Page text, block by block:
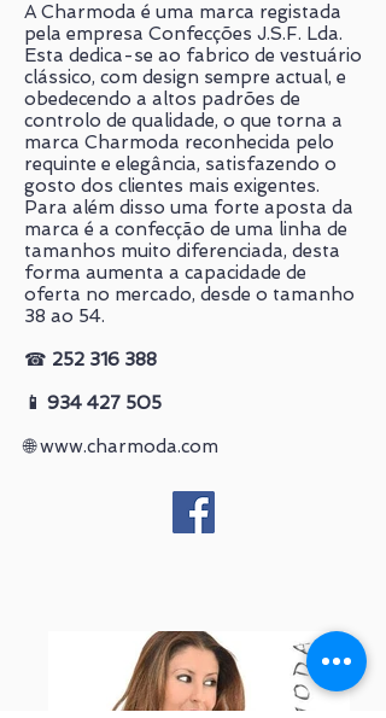
A Charmoda é uma marca registada
pela empresa Confecções J.S.F. Lda.
Esta dedica-se ao fabrico de vestuário
clássico, com design sempre actual, e
obedecendo a altos padrões de
controlo de qualidade, o que torna a
marca Charmoda reconhecida pelo
requinte e elegância, satisfazendo o
gosto dos clientes mais exigentes.
Para além disso uma forte aposta da
marca é a confecção de uma linha de
tamanhos muito diferenciada, desta
forma aumenta a capacidade de
oferta no mercado, desde o tamanho
38 ao 54.
☎ 252 316 388
📱 934 427 505
🌐www.charmoda.com